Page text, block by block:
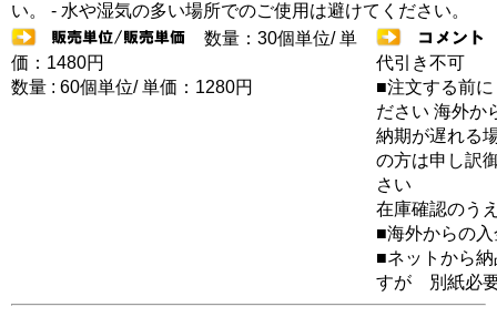
い。 - 水や湿気の多い場所でのご使用は避けてください。
数量：30個単位/ 単
価：1480円
数量 : 60個単位/ 単価：1280円
代引き不可
■注文する前
ださい 海外か
納期が遅れる
の方は申し訳
さい
在庫確認のう
■海外からの
■ネットから
すが 別紙必